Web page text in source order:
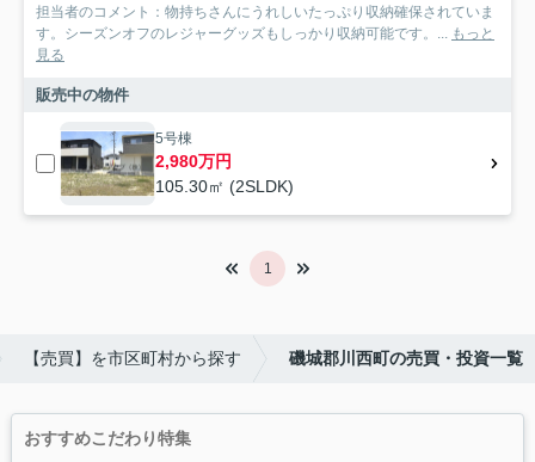
担当者のコメント：物持ちさんにうれしいたっぷり収納確保されていま
す。シーズンオフのレジャーグッズもしっかり収納可能です。... もっと
見る
販売中の物件
5号棟
2,980万円
105.30㎡ (2SLDK)
1
【売買】を市区町村から探す 磯城郡川西町の売買・投資一覧
おすすめこだわり特集